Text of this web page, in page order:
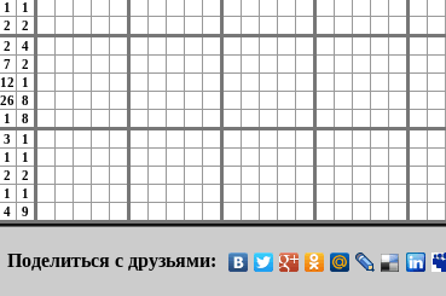
1
1
2
2
2
4
7
2
12
1
26 8
1
8
3
1
1
1
2
2
1
1
4 9
Поделиться с друзьями: